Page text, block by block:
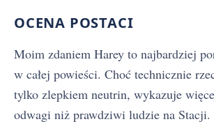
OCENA POSTACI
Moim zdaniem Harey to najbardziej
w całej powieści. Choć technicznie
tylko zlepkiem neutrin, wykazuje
odwagi niż prawdziwi ludzie na Stacji.